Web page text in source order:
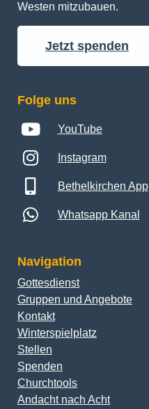
Westen mitzubauen.
Jetzt spenden
Folge uns
YouTube
Instagram
Bethelkirchen App
Whatsapp Kanal
Navigation
Gottesdienst
Gruppen und Angebote
Kontakt
Winterspielplatz
Stellen
Spenden
Churchtools
Andacht nach Acht